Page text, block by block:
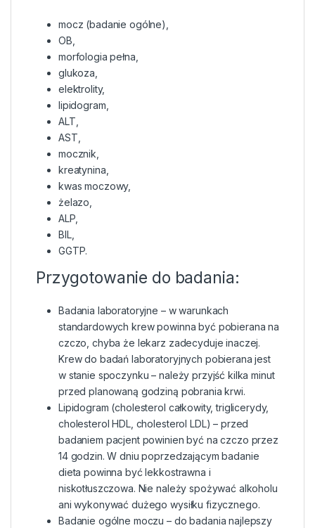
mocz (badanie ogólne),
OB,
morfologia pełna,
glukoza,
elektrolity,
lipidogram,
ALT,
AST,
mocznik,
kreatynina,
kwas moczowy,
żelazo,
ALP,
BIL,
GGTP.
Przygotowanie do badania:
Badania laboratoryjne – w warunkach
standardowych krew powinna być pobierana na
czczo, chyba że lekarz zadecyduje inaczej.
Krew do badań laboratoryjnych pobierana jest
w stanie spoczynku – należy przyjść kilka minut
przed planowaną godziną pobrania krwi.
Lipidogram (cholesterol całkowity, triglicerydy,
cholesterol HDL, cholesterol LDL) – przed
badaniem pacjent powinien być na czczo przez
14 godzin. W dniu poprzedzającym badanie
dieta powinna być lekkostrawna i
niskotłuszczowa. Nie należy spożywać alkoholu
ani wykonywać dużego wysiłku fizycznego.
Badanie ogólne moczu – do badania najlepszy